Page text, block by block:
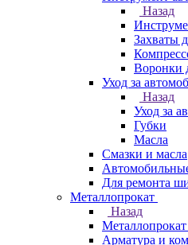
Назад
Захваты
Воронки
Уход за
Назад
Уход за
Губки
Масла
Смазки и масла
Для ремонта
Металлопрокат
Назад
Металлопрокат
Арматура и